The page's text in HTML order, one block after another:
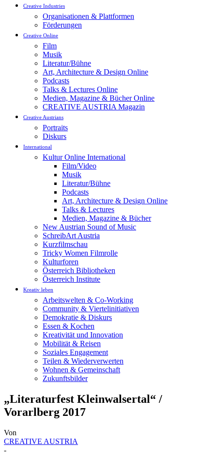
Creative Industries
Organisationen & Plattformen
Förderungen
Creative Online
Film
Musik
Literatur/Bühne
Art, Architecture & Design Online
Podcasts
Talks & Lectures Online
Medien, Magazine & Bücher Online
CREATIVE AUSTRIA Magazin
Creative Austrians
Portraits
Diskurs
International
Kultur Online International
Film/Video
Musik
Literatur/Bühne
Podcasts
Art, Architecture & Design Online
Talks & Lectures
Medien, Magazine & Bücher
New Austrian Sound of Music
SchreibArt Austria
Kurzfilmschau
Tricky Women Filmrolle
Kulturforen
Österreich Bibliotheken
Österreich Institute
Kreativ leben
Arbeitswelten & Co-Working
Community & Viertelinitiativen
Demokratie & Diskurs
Essen & Kochen
Kreativität und Innovation
Mobilität & Reisen
Soziales Engagement
Teilen & Wiederverwerten
Wohnen & Gemeinschaft
Zukunftsbilder
„Literaturfest Kleinwalsertal“ /
Vorarlberg 2017
Von
CREATIVE AUSTRIA
-